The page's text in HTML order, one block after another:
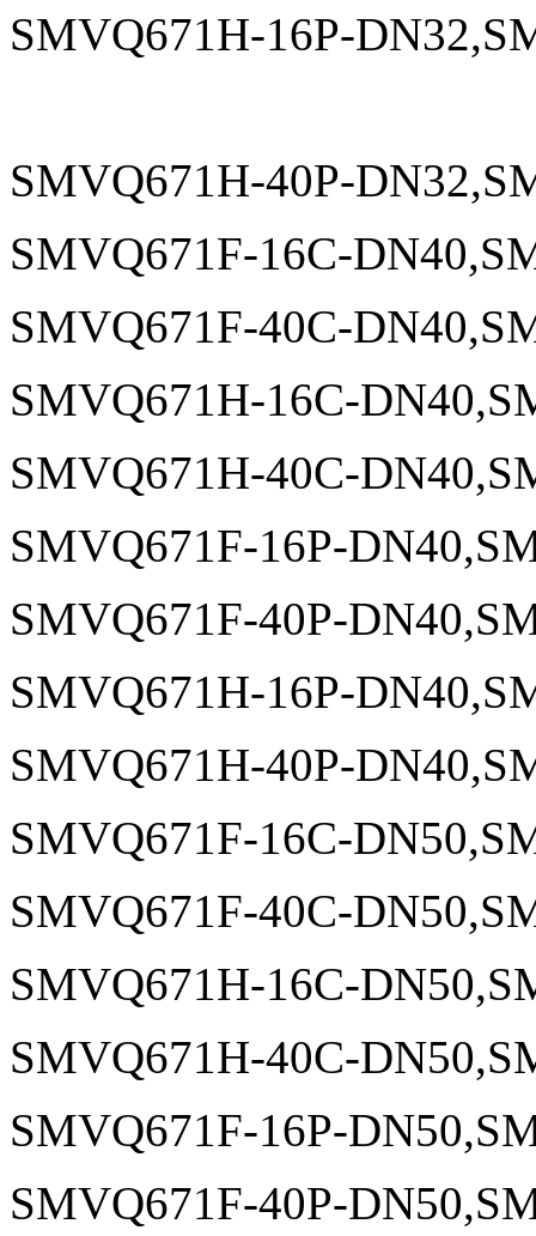
SMVQ671H-16P-
SMVQ671H-40P-
SMVQ671F-16C-
SMVQ671F-40C-
SMVQ671H-16C-
SMVQ671H-40C-
SMVQ671F-16P-
SMVQ671F-40P-
SMVQ671H-16P-
SMVQ671H-40P-
SMVQ671F-16C-
SMVQ671F-40C-
SMVQ671H-16C-
SMVQ671H-40C-
SMVQ671F-16P-
SMVQ671F-40P-